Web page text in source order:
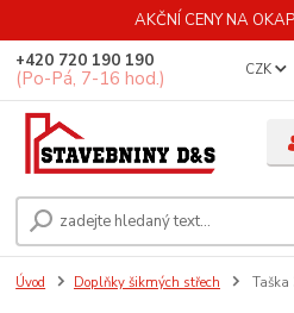
AKČNÍ CENY NA
CZK
+420 720 190 190
(Po-Pá, 7-16 hod.)
Úvod Doplňky šikmých střech Taška